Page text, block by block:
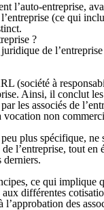
l’auto-entreprise,
(ce qui
?
de
(société à
Ainsi, il conclut
les associés de
non
plus spécifique,
l’entreprise, tout
derniers.
ce qui
différentes
des